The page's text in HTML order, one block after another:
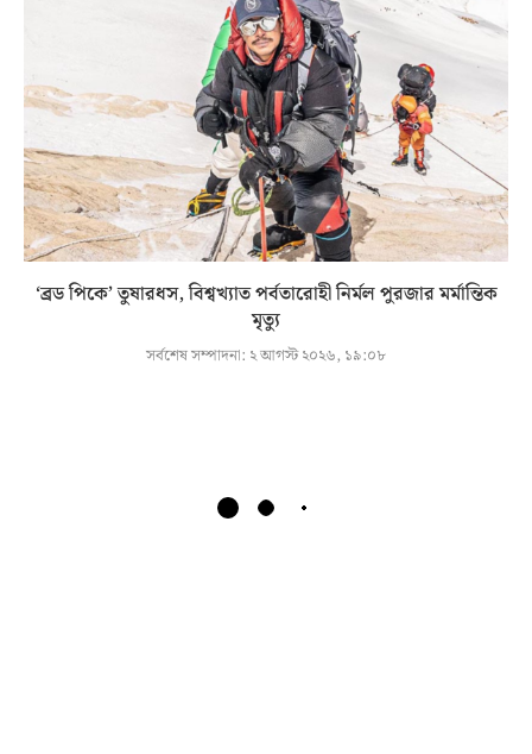
‘ব্রড পিকে’ তুষারধস, বিশ্বখ্যাত পর্বতারোহী নির্মল পুরজার মর্মান্তিক
মৃত্যু
সর্বশেষ সম্পাদনা: ২ আগস্ট ২০২৬, ১৯:০৮